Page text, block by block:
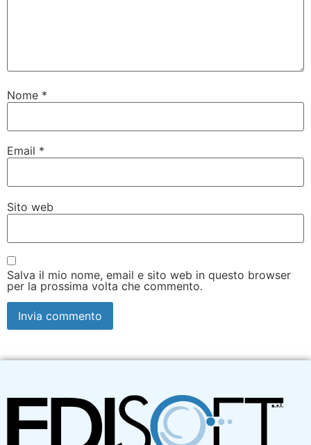
Nome *
Email *
Sito web
Salva il mio nome, email e sito web in questo browser
per la prossima volta che commento.